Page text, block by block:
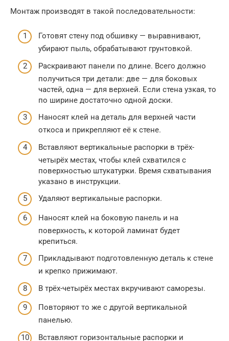
Монтаж производят в такой последовательности:
Готовят стену под обшивку — выравнивают,
убирают пыль, обрабатывают грунтовкой.
Раскраивают панели по длине. Всего должно
получиться три детали: две — для боковых
частей, одна — для верхней. Если стена узкая, то
по ширине достаточно одной доски.
Наносят клей на деталь для верхней части
откоса и прикрепляют её к стене.
Вставляют вертикальные распорки в трёх-
четырёх местах, чтобы клей схватился с
поверхностью штукатурки. Время схватывания
указано в инструкции.
Удаляют вертикальные распорки.
Наносят клей на боковую панель и на
поверхность, к которой ламинат будет
крепиться.
Прикладывают подготовленную деталь к стене
и крепко прижимают.
В трёх-четырёх местах вкручивают саморезы.
Повторяют то же с другой вертикальной
панелью.
Вставляют горизонтальные распорки и